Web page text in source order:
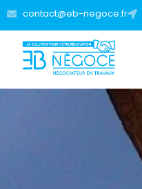
contact@eb-negoce.fr